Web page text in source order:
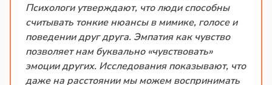
Психологи утверждают, что люди способны
считывать тонкие нюансы в мимике, голосе и
поведении друг друга. Эмпатия как чувство
позволяет нам буквально «чувствовать»
эмоции других. Исследования показывают, что
даже на расстоянии мы можем воспринимать